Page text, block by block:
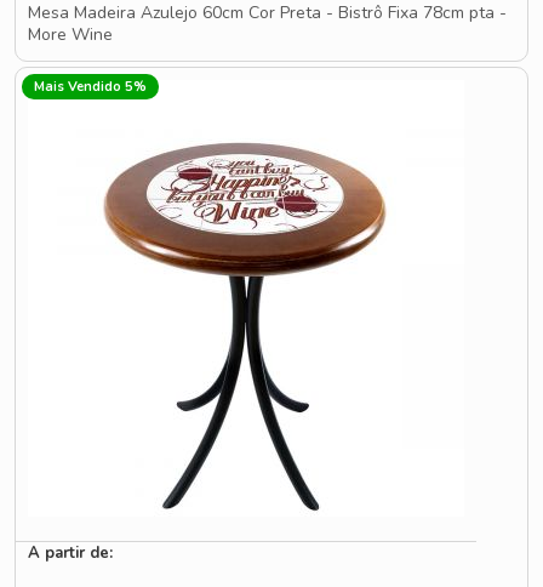
Mesa Madeira Azulejo 60cm Cor Preta - Bistrô Fixa 78cm pta -
More Wine
Mais Vendido 5%
A partir de: